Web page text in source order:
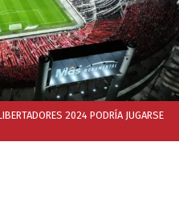
2024 PODRÍA JUGARSE